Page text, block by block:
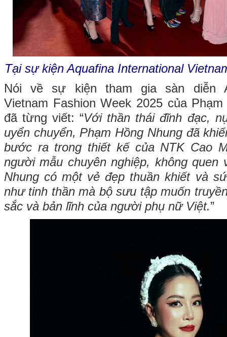
Tại sự kiện Aquafina International
Nói về sự kiện tham gia sàn diễn
Vietnam Fashion Week 2025 của
đã từng viết: “Với thần thái đĩnh đạc,
uyển chuyển, Phạm Hồng Nhung đã
bước ra trong thiết kế của NTK Cao
người mẫu chuyên nghiệp, không
Nhung có một vẻ đẹp thuần khiết và
như tinh thần mà bộ sưu tập muốn
sắc và bản lĩnh của người phụ nữ Việt.”